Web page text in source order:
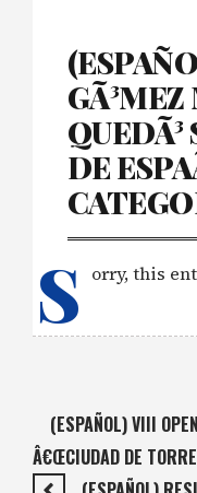
QUEDÃ³
DE
S orry, this
(ESPAÑOL) VIII
Â€ŒCIUDAD DE